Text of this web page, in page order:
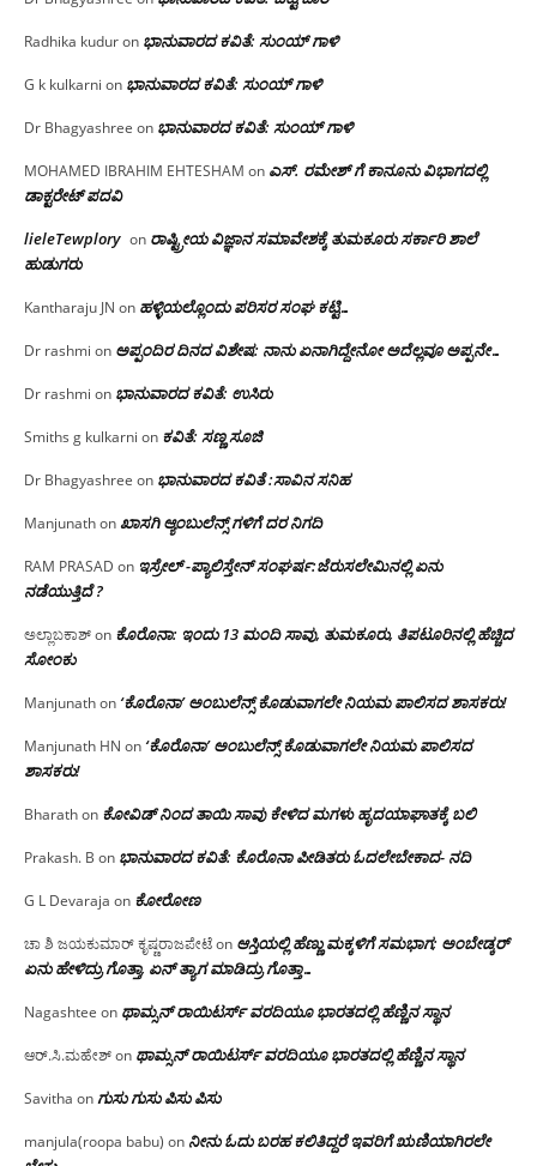
Radhika kuduron ಭಾನುವಾರದ ಕವಿತೆ: ಸುಂಯ್ ಗಾಳಿ
G k kulkarni on ಭಾನುವಾರದ ಕವಿತೆ: ಸುಂಯ್ ಗಾಳಿ
Dr Bhagyashree on ಭಾನುವಾರದ ಕವಿತೆ: ಸುಂಯ್ ಗಾಳಿ
MOHAMED IBRAHIM EHTESHAM on ಎಸ್. ರಮೇಶ್ ಗೆ ಕಾನೂನು ವಿಭಾಗದಲ್ಲಿ
ಡಾಕ್ಟರೇಟ್ ಪದವಿ
lieleTewplory on ರಾಷ್ಟ್ರೀಯ ವಿಜ್ಞಾನ ಸಮಾವೇಶಕ್ಕೆ‌ ತುಮಕೂರು ಸರ್ಕಾರಿ ಶಾಲೆ
ಹುಡುಗರು
Kantharaju JN on ಹಳ್ಳಿಯಲ್ಲೊಂದು ಪರಿಸರ ಸಂಘ ಕಟ್ಟಿ…
Dr rashmi on ಅಪ್ಪಂದಿರ ದಿನದ ವಿಶೇಷ: ನಾನು ಏನಾಗಿದ್ದೇನೋ‌ ಅದೆಲ್ಲವೂ ಅಪ್ಪನೇ…
Dr rashmi on ಭಾನುವಾರದ ಕವಿತೆ: ಉಸಿರು
Smiths g kulkarni on ಕವಿತೆ: ಸಣ್ಣ ಸೂಜಿ
Dr Bhagyashree on ಭಾನುವಾರದ ಕವಿತೆ :ಸಾವಿನ ಸನಿಹ
Manjunathonಖಾಸಗಿ ಆ್ಯಂಬುಲೆನ್ಸ್ ಗಳಿಗೆ ದರ ನಿಗದಿ
RAM PRASAD on ಇಸ್ರೇಲ್ -ಪ್ಯಾಲಿಸ್ತೇನ್ ಸಂಘರ್ಷ:ಜೆರುಸಲೇಮಿನಲ್ಲಿ ಏನು
ನಡೆಯುತ್ತಿದೆ ?
ಅಲ್ಲಾಬಕಾಶ್on ಕೊರೊನಾ: ಇಂದು 13 ಮಂದಿ ಸಾವು, ತುಮಕೂರು, ತಿಪಟೂರಿನಲ್ಲಿ ಹೆಚ್ಚಿದ
ಸೋಂಕು
Manjunathon ‘ಕೊರೊನಾ’ ಅಂಬುಲೆನ್ಸ್ ಕೊಡುವಾಗಲೇ ನಿಯಮ ಪಾಲಿಸದ ಶಾಸಕರು!
Manjunath HN on ‘ಕೊರೊನಾ’ ಅಂಬುಲೆನ್ಸ್ ಕೊಡುವಾಗಲೇ ನಿಯಮ ಪಾಲಿಸದ
ಶಾಸಕರು!
Bharathon ಕೋವಿಡ್ ನಿಂದ ತಾಯಿ ಸಾವು ಕೇಳಿದ ಮಗಳು ಹೃದಯಾಘಾತಕ್ಕೆ ಬಲಿ
Prakash. B on ಭಾನುವಾರದ ಕವಿತೆ: ಕೊರೊನಾ ಪೀಡಿತರು ಓದಲೇಬೇಕಾದ- ನದಿ
G L Devaraja on ಕೋರೋಣ
ಚಾ ಶಿ ಜಯಕುಮಾರ್ ಕೃಷ್ಣರಾಜಪೇಟೆon ಆಸ್ತಿಯಲ್ಲಿ ಹೆಣ್ಣು ಮಕ್ಕಳಿಗೆ ಸಮಭಾಗ; ಅಂಬೇಡ್ಕರ್
ಏನು ಹೇಳಿದ್ರು ಗೊತ್ತಾ, ಏನ್ ತ್ಯಾಗ ಮಾಡಿದ್ರು ಗೊತ್ತಾ…
Nagashtee on ಥಾಮ್ಸನ್ ರಾಯಿಟರ್ಸ್ ವರದಿಯೂ ಭಾರತದಲ್ಲಿ ಹೆಣ್ಣಿನ ಸ್ಥಾನ‌
ಆರ್.ಸಿ.ಮಹೇಶ್on ಥಾಮ್ಸನ್ ರಾಯಿಟರ್ಸ್ ವರದಿಯೂ ಭಾರತದಲ್ಲಿ ಹೆಣ್ಣಿನ ಸ್ಥಾನ‌
Savitha onಗುಸು ಗುಸು ಪಿಸು ಪಿಸು
manjula(roopa babu) on ನೀನು ಓದು ಬರಹ ಕಲಿತಿದ್ದರೆ ಇವರಿಗೆ ಋಣಿಯಾಗಿರಲೇ